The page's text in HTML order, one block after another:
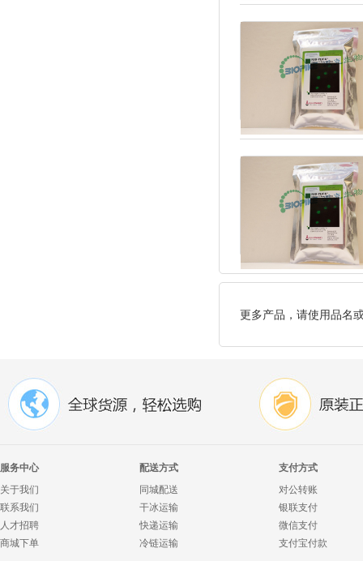
更多产品，请使用品名
服务中心
关于我们
联系我们
人才招聘
商城下单
配送方式
同城配送
干冰运输
快递运输
冷链运输
支付方式
对公转账
银联支付
微信支付
支付宝付款